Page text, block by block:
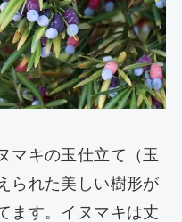
マキの玉仕立て（玉
られた美しい樹形が
ます。イヌマキは丈